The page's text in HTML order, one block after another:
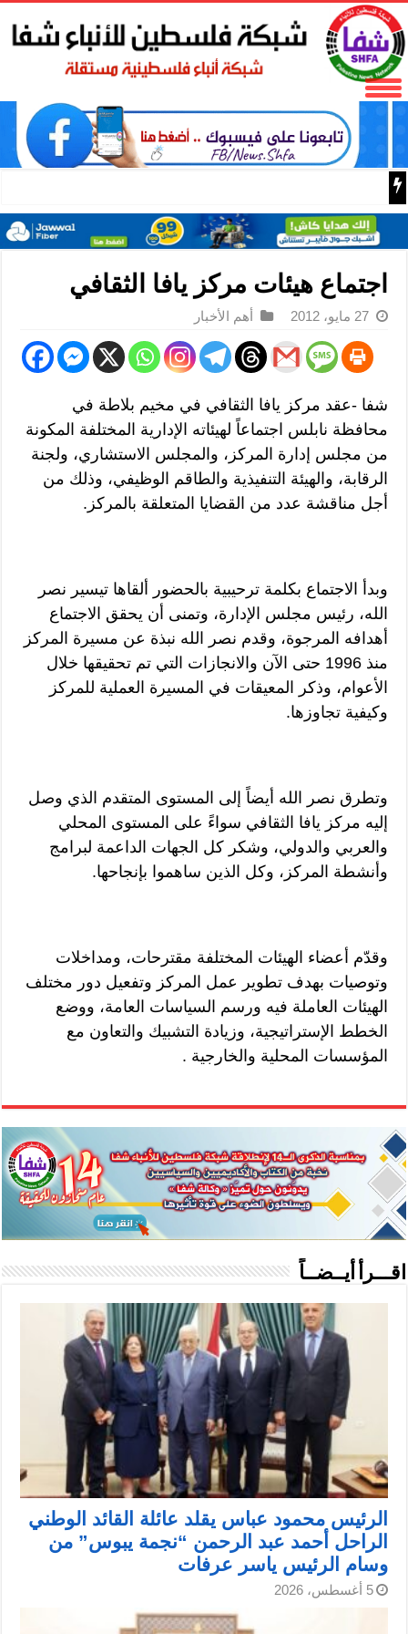
باسم الرئيس: وزير الداخلية زياد هب الريح يمنح العميد
اجتماع هيئات مركز يافا الثقافي
27 مايو، 2012 أهم الأخبار
شفا -عقد مركز يافا الثقافي في مخيم بلاطة في
محافظة نابلس اجتماعاً لهيئاته الإدارية المختلفة المكونة
من مجلس إدارة المركز، والمجلس الاستشاري، ولجنة
الرقابة، والهيئة التنفيذية والطاقم الوظيفي، وذلك من
أجل مناقشة عدد من القضايا المتعلقة بالمركز.
وبدأ الاجتماع بكلمة ترحيبية بالحضور ألقاها تيسير نصر
الله، رئيس مجلس الإدارة، وتمنى أن يحقق الاجتماع
أهدافه المرجوة، وقدم نصر الله نبذة عن مسيرة المركز
منذ 1996 حتى الآن والانجازات التي تم تحقيقها خلال
الأعوام، وذكر المعيقات في المسيرة العملية للمركز
وكيفية تجاوزها.
وتطرق نصر الله أيضاً إلى المستوى المتقدم الذي وصل
إليه مركز يافا الثقافي سواءً على المستوى المحلي
والعربي والدولي، وشكر كل الجهات الداعمة لبرامج
وأنشطة المركز، وكل الذين ساهموا بإنجاحها.
وقدّم أعضاء الهيئات المختلفة مقترحات، ومداخلات
وتوصيات بهدف تطوير عمل المركز وتفعيل دور مختلف
الهيئات العاملة فيه ورسم السياسات العامة، ووضع
الخطط الإستراتيجية، وزيادة التشبيك والتعاون مع
المؤسسات المحلية والخارجية .
اقـــرأ أيــضــاً
الرئيس محمود عباس يقلد عائلة القائد الوطني
الراحل أحمد عبد الرحمن “نجمة يبوس” من
وسام الرئيس ياسر عرفات
5 أغسطس، 2026